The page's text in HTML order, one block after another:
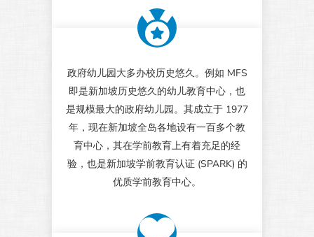
政府幼儿园大多办校历史悠久。例如 MFS
即是新加坡历史悠久的幼儿教育中心，也
是规模最大的政府幼儿园。其成立于 1977
年，现在新加坡全岛各地设有一百多个教
育中心，其在学前教育上有着充足的经
验，也是新加坡学前教育认证 (SPARK) 的
优质学前教育中心。